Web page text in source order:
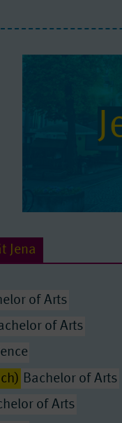
Jena
of Arts
of Arts
Bachelor of Arts
of Arts